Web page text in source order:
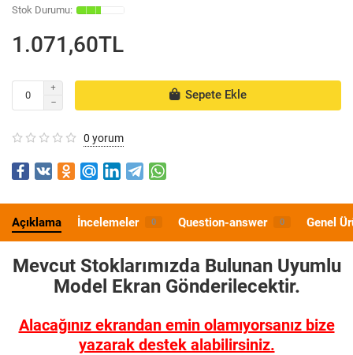
1.071,60TL
Sepete Ekle
0 yorum
Açıklama İncelemeler 0 Question-answer 0 Genel
Mevcut Stoklarımızda Bulunan Uyumlu
Model Ekran Gönderilecektir.
Alacağınız ekrandan emin olamıyorsanız bize
yazarak destek alabilirsiniz.